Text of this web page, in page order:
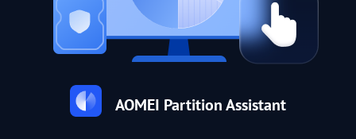
AOMEI Partition Assistant